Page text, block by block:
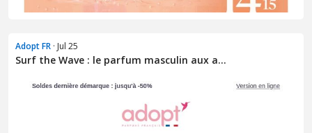
Adopt FR · Jul 25
Surf the Wave : le parfum masculin aux a...